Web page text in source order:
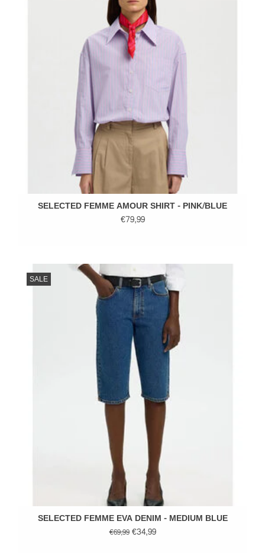
SELECTED FEMME AMOUR SHIRT - PINK/BLUE
€79,99
SALE
SELECTED FEMME EVA DENIM - MEDIUM BLUE
€69,99 €34,99